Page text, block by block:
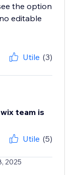
the option
editable
Utile (3)
team is
Utile (5)
2025